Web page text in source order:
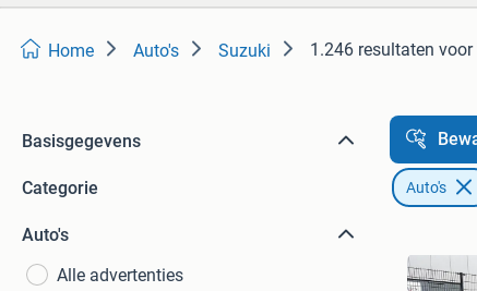
Home Auto's Suzuki 1.246 resultaten voor
Basisgegevens
Categorie
Auto's
Alle advertenties
Auto's